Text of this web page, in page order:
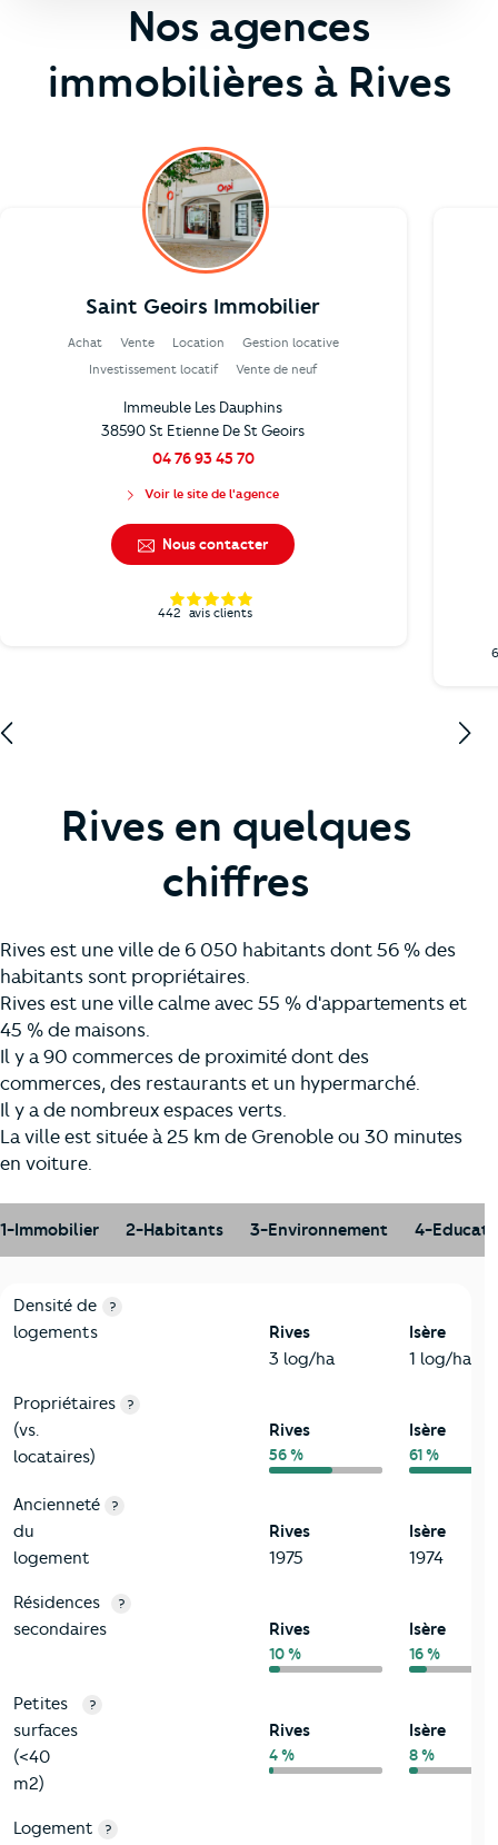
Nos agences
immobilières à Rives
Saint Geoirs Immobilier
Achat Vente Location
Gestion locative
Investissement locatif
Vente de neuf
Immeuble Les Dauphins
38590 St Etienne De St Geoirs
04 76 93 45 70
Voir le site de l'agence
Nous contacter
442 avis clients
Rives en quelques
chiffres
Rives est une ville de 6 050 habitants dont 56 % des
habitants sont propriétaires.
Rives est une ville calme avec 55 % d'appartements et
45 % de maisons.
Il y a 90 commerces de proximité dont des
commerces, des restaurants et un hypermarché.
Il y a de nombreux espaces verts.
La ville est située à 25 km de Grenoble ou 30 minutes
en voiture.
1-Immobilier 2-Habitants 3-Environnement 4-
1-Immobilier
Critères Rives
Densité de
logements
?
Rives
3 log/ha
Isère
1 log/ha
Propriétaires
(vs.
locataires)
?
Rives
56 %
Isère
61 %
Ancienneté
du
logement
?
Rives
1975
Isère
1974
Résidences
secondaires
?
Rives
10 %
Isère
16 %
Petites
surfaces
(<40
m2)
?
Rives
4 %
Isère
8 %
Logement ?